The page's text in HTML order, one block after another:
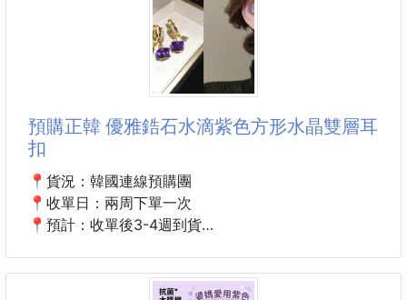
約20×16cm的大容量設計，
保養品、彩妝、梳子與日常小物都能輕鬆收進去；
內部還有小格分隔分類擺放更整齊。
柔軟手提設計輕巧好拿，居家收納、旅行或外出補妝都
【顏色】粉色／紫色
【尺寸】約20×16cm
【主要材質】織物
【產地】中國
📍購前須知
◾尺寸為人工測量，可能存在些微誤差，請以實品為
預購正韓 優雅鋯石水滴紫色方形水晶雙層耳
扣
📍貨況：韓國連線預購團
📍收單日：兩周下單一次
📍預計：收單後3-4週到貨
👑可請韓國改夾式+90元(請下單備註)👑